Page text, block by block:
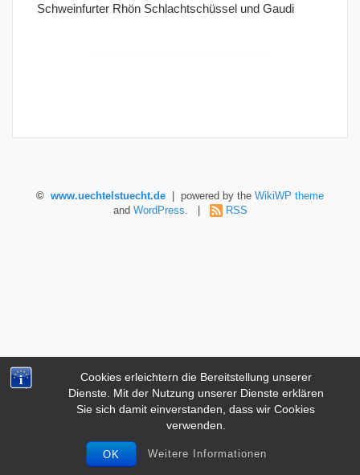
Cookies erleichtern die Bereitstellung unserer
Dienste. Mit der Nutzung unserer Dienste erklären
Sie sich damit einverstanden, dass wir Cookies
verwenden.
OK Weitere Informationen
Schweinfurter Rhön Schlachtschüssel und Gaudi
© www.uechtelstuecht.de | powered by the WikiWP theme
and WordPress. | RSS